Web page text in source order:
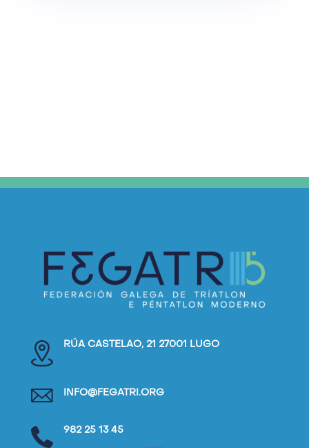
RÚA CASTELAO, 21 27001 LUGO
INFO@FEGATRI.ORG
982 25 13 45